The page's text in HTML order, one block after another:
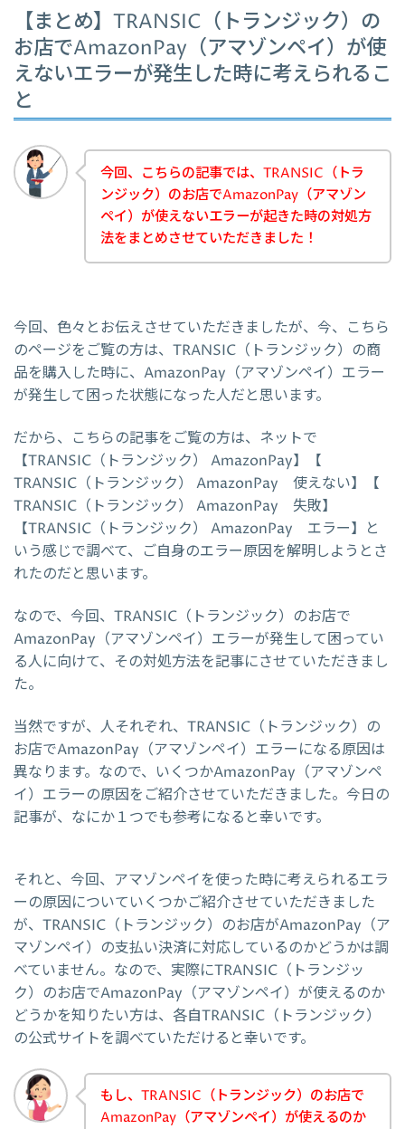
【まとめ】TRANSIC（トランジック）の
お店でAmazonPay（アマゾンペイ）が使
えないエラーが発生した時に考えられるこ
と
今回、こちらの記事では、TRANSIC（トラ
ンジック）のお店でAmazonPay（アマゾン
ペイ）が使えないエラーが起きた時の対処方
法をまとめさせていただきました！
今回、色々とお伝えさせていただきましたが、今、こちら
のページをご覧の方は、TRANSIC（トランジック）の商
品を購入した時に、AmazonPay（アマゾンペイ）エラー
が発生して困った状態になった人だと思います。
だから、こちらの記事をご覧の方は、ネットで
【TRANSIC（トランジック） AmazonPay】【
TRANSIC（トランジック） AmazonPay 使えない】【
TRANSIC（トランジック） AmazonPay 失敗】
【TRANSIC（トランジック） AmazonPay エラー】と
いう感じで調べて、ご自身のエラー原因を解明しようとさ
れたのだと思います。
なので、今回、TRANSIC（トランジック）のお店で
AmazonPay（アマゾンペイ）エラーが発生して困ってい
る人に向けて、その対処方法を記事にさせていただきまし
た。
当然ですが、人それぞれ、TRANSIC（トランジック）の
お店でAmazonPay（アマゾンペイ）エラーになる原因は
異なります。なので、いくつかAmazonPay（アマゾンペ
イ）エラーの原因をご紹介させていただきました。今日の
記事が、なにか１つでも参考になると幸いです。
それと、今回、アマゾンペイを使った時に考えられるエラ
ーの原因についていくつかご紹介させていただきました
が、TRANSIC（トランジック）のお店がAmazonPay（ア
マゾンペイ）の支払い決済に対応しているのかどうかは調
べていません。なので、実際にTRANSIC（トランジッ
ク）のお店でAmazonPay（アマゾンペイ）が使えるのか
どうかを知りたい方は、各自TRANSIC（トランジック）
の公式サイトを調べていただけると幸いです。
もし、TRANSIC（トランジック）のお店で
AmazonPay（アマゾンペイ）が使えるのか